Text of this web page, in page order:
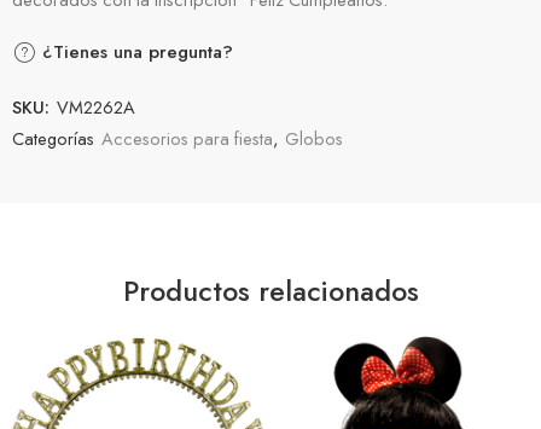
¿Tienes una pregunta?
SKU: VM2262A
Categorías Accesorios para fiesta, Globos
Productos relacionados